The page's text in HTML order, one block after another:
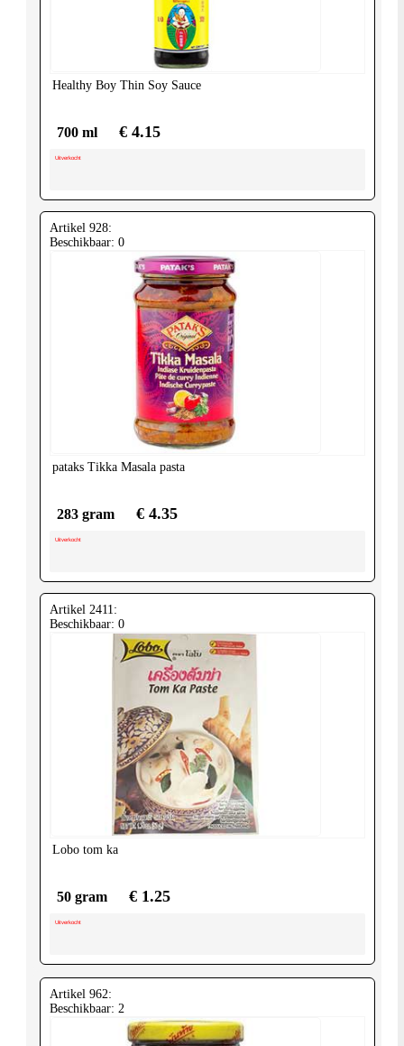
Healthy Boy Thin Soy Sauce
700 ml € 4.15
Uitverkocht
Artikel 928:
Beschikbaar: 0
pataks Tikka Masala pasta
283 gram € 4.35
Uitverkocht
Artikel 2411:
Beschikbaar: 0
Lobo tom ka
50 gram € 1.25
Uitverkocht
Artikel 962:
Beschikbaar: 2